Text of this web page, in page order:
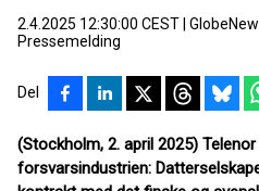
2.4.2025 12:30:00 CEST
Pressemelding
Del
(Stockholm, 2. april 2025)
forsvarsindustrien: